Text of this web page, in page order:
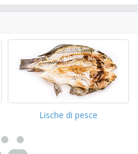
Lische di pesce